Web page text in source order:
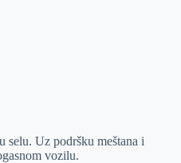
selu. Uz podršku meštana i
vozilu.